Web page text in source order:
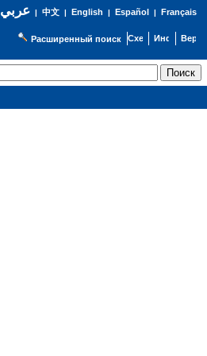
عربي| 中文| English | Español | Français
Расширенный поиск